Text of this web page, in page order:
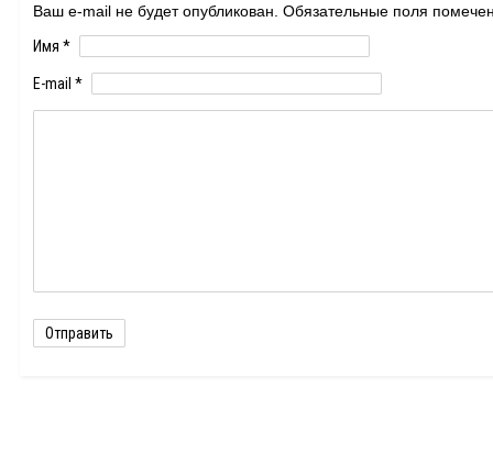
Ваш e-mail не будет опубликован. Обязательные поля
Имя *
E-mail *